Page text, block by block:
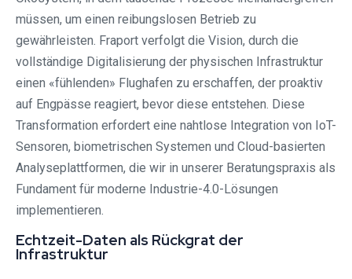
müssen, um einen reibungslosen Betrieb zu
gewährleisten. Fraport verfolgt die Vision, durch die
vollständige Digitalisierung der physischen Infrastruktur
einen «fühlenden» Flughafen zu erschaffen, der proaktiv
auf Engpässe reagiert, bevor diese entstehen. Diese
Transformation erfordert eine nahtlose Integration von IoT-
Sensoren, biometrischen Systemen und Cloud-basierten
Analyseplattformen, die wir in unserer Beratungspraxis als
Fundament für moderne Industrie-4.0-Lösungen
implementieren.
Echtzeit-Daten als Rückgrat der
Infrastruktur